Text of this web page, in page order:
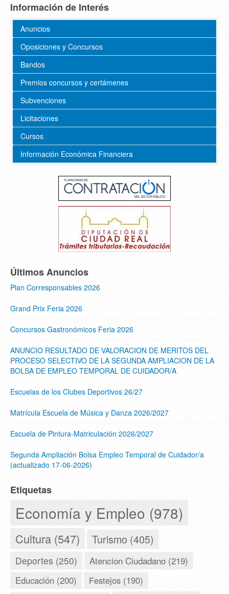
Información de Interés
Anuncios
Oposiciones y Concursos
Bandos
Premios concursos y certámenes
Subvenciones
Licitaciones
Cursos
Información Económica Financiera
Últimos Anuncios
Plan Corresponsables 2026
Grand Prix Feria 2026
Concursos Gastronómicos Feria 2026
ANUNCIO RESULTADO DE VALORACION DE MERITOS DEL
PROCESO SELECTIVO DE LA SEGUNDA AMPLIACION DE LA
BOLSA DE EMPLEO TEMPORAL DE CUIDADOR/A
Escuelas de los Clubes Deportivos 26/27
Matrícula Escuela de Música y Danza 2026/2027
Escuela de Pintura-Matriculación 2026/2027
Segunda Ampliación Bolsa Empleo Temporal de Cuidador/a
(actualizado 17-06-2026)
Etiquetas
Economía y Empleo (978)
Cultura (547) Turismo (405)
Deportes (250) Atencion Ciudadano (219)
Educación (200) Festejos (190)